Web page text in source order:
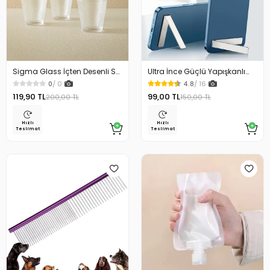
Sigma Glass İçten Desenli Su
Bardağı 3 Lü Set
0/ 0
119,90 TL200,00 TL
Hızlı
Teslimat
Ultra İnce Güçlü Yapışkanlı
Cep Telefon Standı
4.8/ 16
99,00 TL150,00 TL
Hızlı
Teslimat